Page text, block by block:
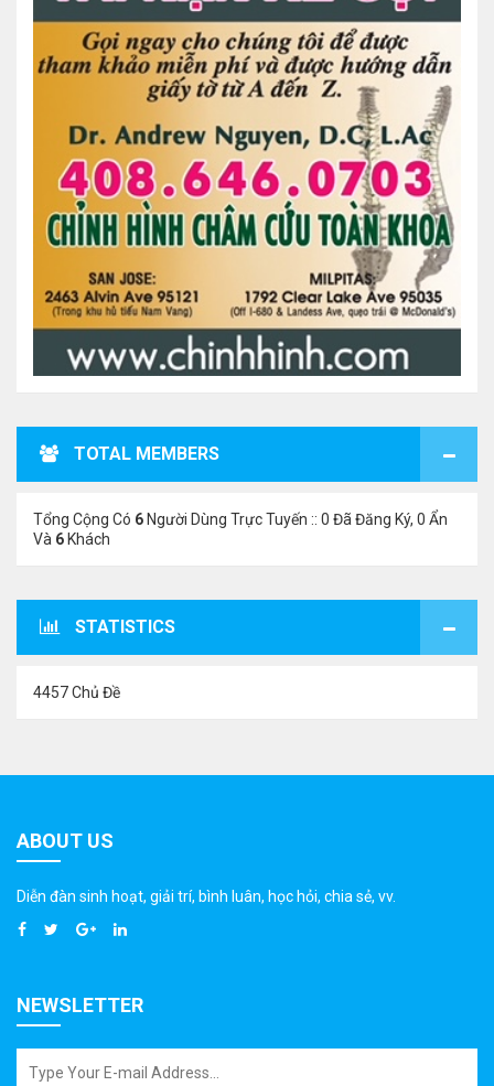
TOTAL MEMBERS
Tổng Cộng Có 6 Người Dùng Trực Tuyến :: 0 Đã Đăng Ký, 0 Ẩn
Và 6 Khách
STATISTICS
4457 Chủ Đề
ABOUT US
Diễn đàn sinh hoạt, giải trí, bình luân, học hỏi, chia sẻ, vv.
NEWSLETTER